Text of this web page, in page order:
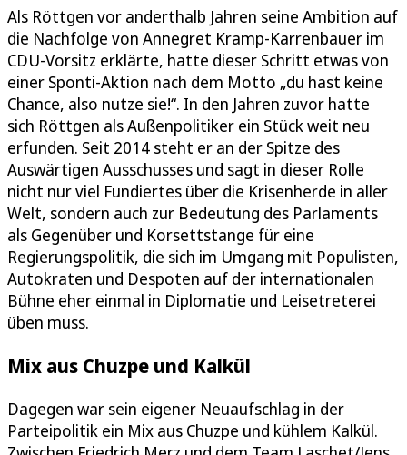
Als Röttgen vor anderthalb Jahren seine Ambition auf
die Nachfolge von Annegret Kramp-Karrenbauer im
CDU-Vorsitz erklärte, hatte dieser Schritt etwas von
einer Sponti-Aktion nach dem Motto „du hast keine
Chance, also nutze sie!“. In den Jahren zuvor hatte
sich Röttgen als Außenpolitiker ein Stück weit neu
erfunden. Seit 2014 steht er an der Spitze des
Auswärtigen Ausschusses und sagt in dieser Rolle
nicht nur viel Fundiertes über die Krisenherde in aller
Welt, sondern auch zur Bedeutung des Parlaments
als Gegenüber und Korsettstange für eine
Regierungspolitik, die sich im Umgang mit Populisten,
Autokraten und Despoten auf der internationalen
Bühne eher einmal in Diplomatie und Leisetreterei
üben muss.
Mix aus Chuzpe und Kalkül
Dagegen war sein eigener Neuaufschlag in der
Parteipolitik ein Mix aus Chuzpe und kühlem Kalkül.